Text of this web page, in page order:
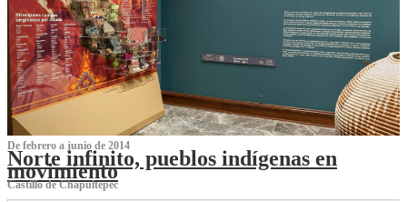
De febrero a junio de 2014
Norte infinito, pueblos indígenas en
movimiento
Castillo de Chapultepec